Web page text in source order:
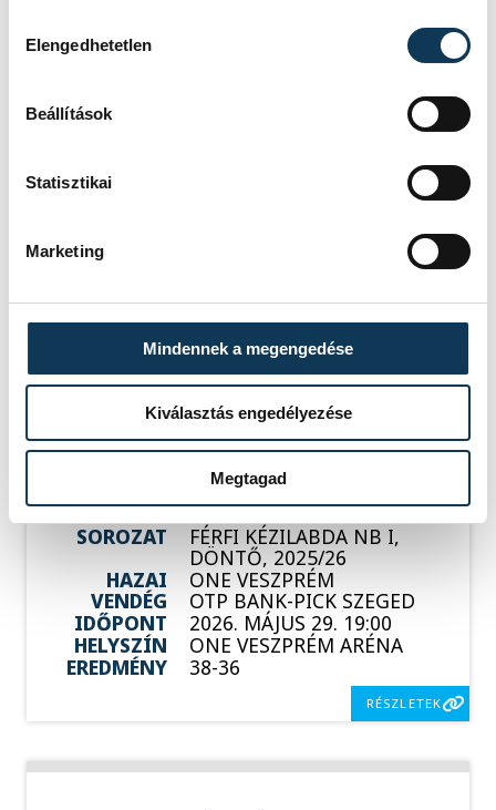
Elengedhetetlen
Beállítások
Statisztikai
Marketing
Mindennek a megengedése
Kiválasztás engedélyezése
Megtagad
KORÁBBI ESEMÉNYEK BETÖLTÉSE
BALATONBOGLÁR, NEKA
CSARNOK
EREDMÉNY
40-51
SOROZAT FÉRFI KÉZILABDA NB I,
DÖNTŐ, 2025/26
HAZAI
ONE VESZPRÉM
VENDÉG
OTP BANK-PICK SZEGED
IDŐPONT
2026. MÁJUS 29. 19:00
HELYSZÍN
ONE VESZPRÉM ARÉNA
EREDMÉNY
38-36
RÉSZLETEK